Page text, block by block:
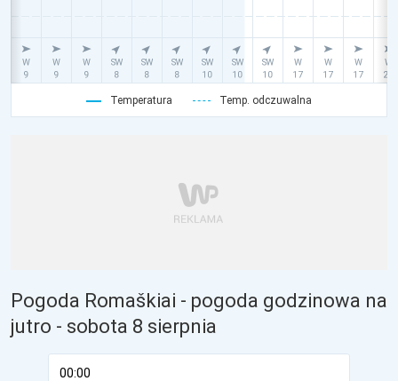
Temperatura Temp. odczuwalna
Pogoda Romaškiai - pogoda godzinowa na
jutro - sobota 8 sierpnia
00:00